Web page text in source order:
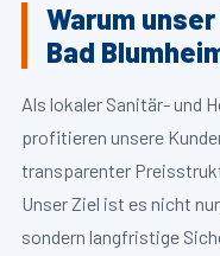
Warum
Bad
Als lokaler Sanitär- und
profitieren unsere
transparenter
Unser Ziel ist es nicht
sondern langfristige